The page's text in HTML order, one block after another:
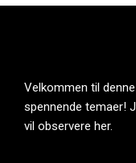
Velkommen til
spennende temaer!
vil observere her.